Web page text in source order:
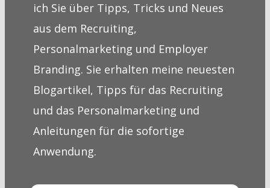
ich Sie über Tipps, Tricks und Neues
aus dem Recruiting,
Personalmarketing und Employer
Branding. Sie erhalten meine neuesten
Blogartikel, Tipps für das Recruiting
und das Personalmarketing und
Anleitungen für die sofortige
Anwendung.